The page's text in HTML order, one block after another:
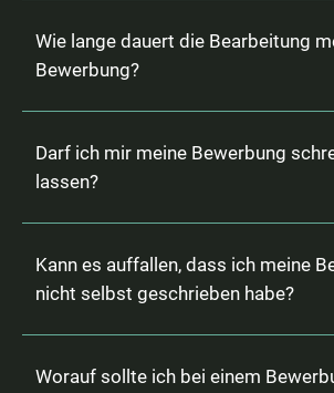
Wie lange dauert die Bearbeitung
Bewerbung?
Darf ich mir meine Bewerbung
lassen?
Kann es auffallen, dass ich meine
nicht selbst geschrieben habe?
Worauf sollte ich bei einem